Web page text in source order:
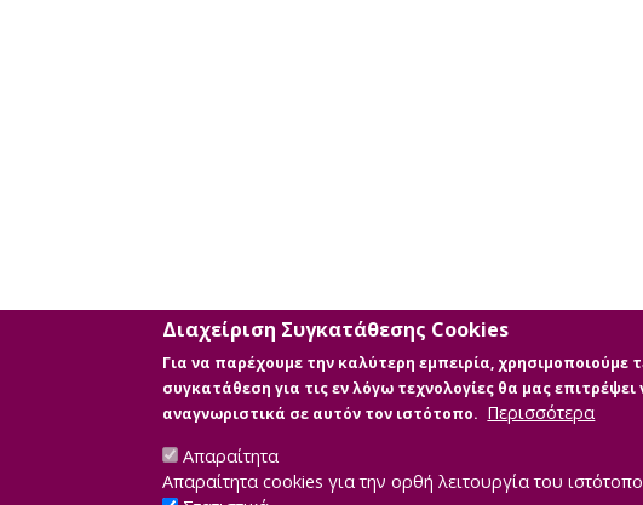
Διαχείριση Συγκατάθεσης Cookies
Για να παρέχουμε την καλύτερη εμπειρία,
συγκατάθεση για τις εν λόγω τεχνολογίες θα μας
αναγνωριστικά σε αυτόν τον ιστότοπο. Περισσότερα
Απαραίτητα
Απαραίτητα cookies για την ορθή λειτουργία του